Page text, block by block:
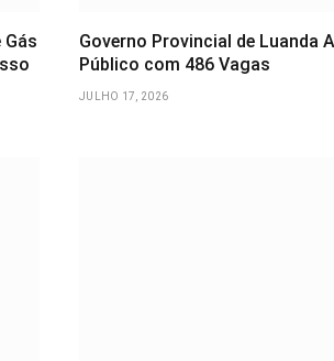
Governo Provincial de Luanda
Público com 486 Vagas
JULHO 17, 2026